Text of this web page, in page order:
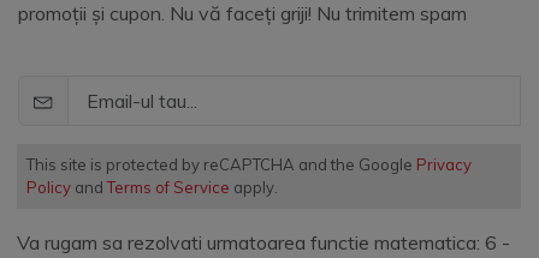
promoții și cupon. Nu vă faceți griji! Nu trimitem spam
This site is protected by reCAPTCHA and the Google Privacy
Policy andTerms of Service apply.
Va rugam sa rezolvati urmatoarea functie matematica: 6 -